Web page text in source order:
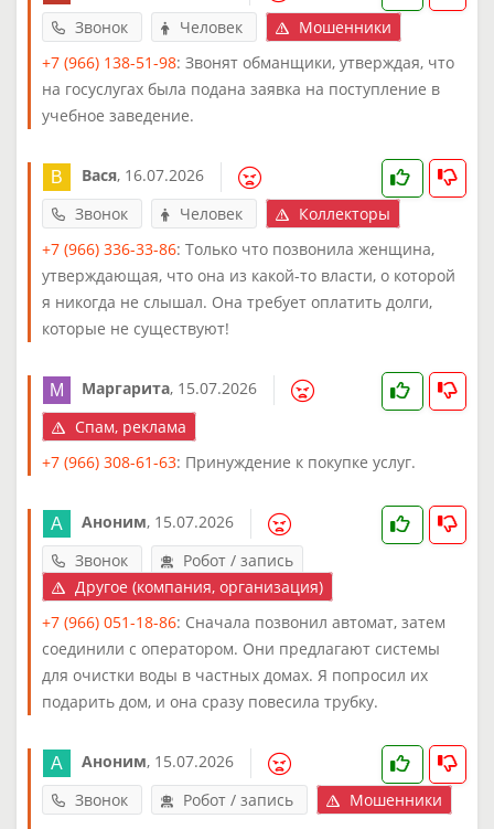
Звонок Человек
Мошенники
+7 (966) 138-51-98: Звонят обманщики, утверждая, что
на госуслугах была подана заявка на поступление в
учебное заведение.
Вася, 16.07.2026
Звонок
Человек
Коллекторы
+7 (966) 336-33-86: Только что позвонила женщина,
утверждающая, что она из какой-то власти, о которой
я никогда не слышал. Она требует оплатить долги,
которые не существуют!
Маргарита, 15.07.2026
Спам, реклама
+7 (966) 308-61-63: Принуждение к покупке услуг.
Аноним, 15.07.2026
Звонок
Робот / запись
Другое (компания, организация)
+7 (966) 051-18-86: Сначала позвонил автомат, затем
соединили с оператором. Они предлагают системы
для очистки воды в частных домах. Я попросил их
подарить дом, и она сразу повесила трубку.
Аноним, 15.07.2026
Звонок
Робот / запись
Мошенники